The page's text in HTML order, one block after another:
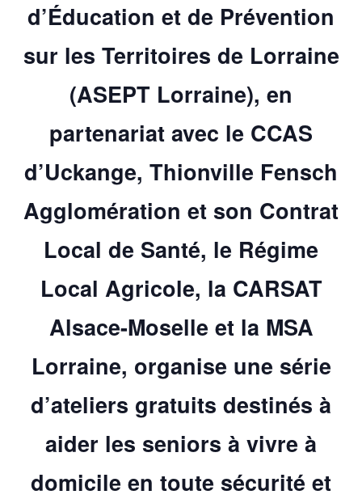
d’Éducation et de Prévention
sur les Territoires de Lorraine
(ASEPT Lorraine), en
partenariat avec le CCAS
d’Uckange, Thionville Fensch
Agglomération et son Contrat
Local de Santé, le Régime
Local Agricole, la CARSAT
Alsace-Moselle et la MSA
Lorraine, organise une série
d’ateliers gratuits destinés à
aider les seniors à vivre à
domicile en toute sécurité et